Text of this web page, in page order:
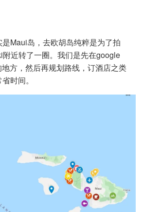
Maui岛，去欧胡岛纯粹是为了拍
近转了一圈。我们是先在google
方，然后再规划路线，订酒店之类
时间。